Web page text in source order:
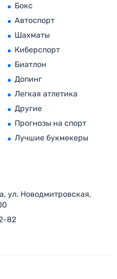
Бокс
Автоспорт
Шахматы
Киберспорт
Биатлон
Допинг
Легкая атлетика
Другие
Прогнозы на спорт
Лучшие букмекеры
ул. Новодмитровская,
82